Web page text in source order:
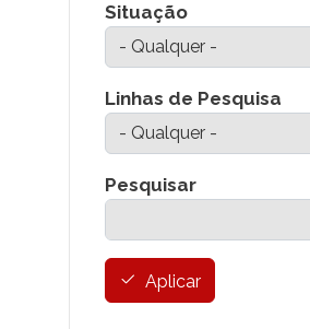
Situação
Linhas de Pesquisa
Pesquisar
Aplicar